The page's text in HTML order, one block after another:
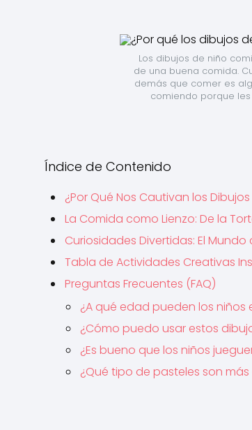
Los dibujos de niño
de una buena comida.
demás que comer es
comiendo porque
Índice de Contenido
¿Por Qué Nos Cautivan los
La Comida como Lienzo: De la
Curiosidades Divertidas: El
Tabla de Actividades Creativas
Preguntas Frecuentes (FAQ)
¿A qué edad pueden los
¿Cómo puedo usar estos
¿Es bueno que los niños
¿Qué tipo de pasteles son